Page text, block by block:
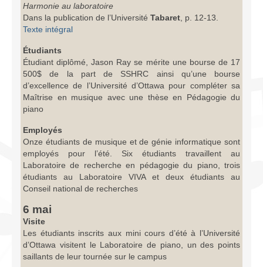
Harmonie au laboratoire
Dans la publication de l’Université Tabaret, p. 12-13.
Texte intégral
Étudiants
Étudiant diplômé, Jason Ray se mérite une bourse de 17
500$ de la part de SSHRC ainsi qu’une bourse
d’excellence de l’Université d’Ottawa pour compléter sa
Maîtrise en musique avec une thèse en Pédagogie du
piano
Employés
Onze étudiants de musique et de génie informatique sont
employés pour l’été. Six étudiants travaillent au
Laboratoire de recherche en pédagogie du piano, trois
étudiants au Laboratoire VIVA et deux étudiants au
Conseil national de recherches
6 mai
Visite
Les étudiants inscrits aux mini cours d’été à l’Université
d’Ottawa visitent le Laboratoire de piano, un des points
saillants de leur tournée sur le campus